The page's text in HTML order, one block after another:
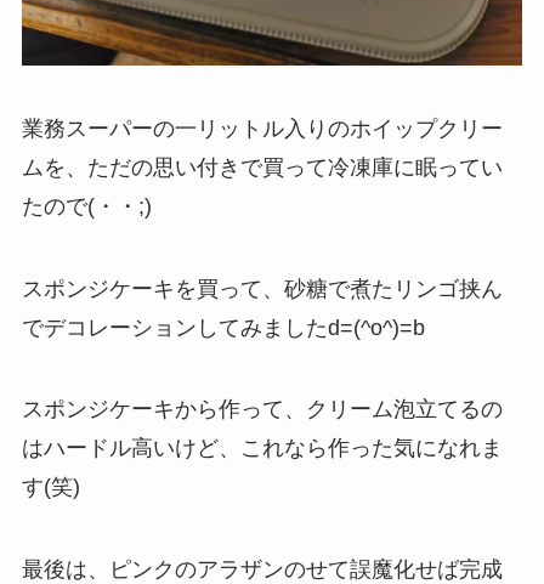
業務スーパーの一リットル入りのホイップクリー
ムを、ただの思い付きで買って冷凍庫に眠ってい
たので(・・;)
スポンジケーキを買って、砂糖で煮たリンゴ挟ん
でデコレーションしてみましたd=(^o^)=b
スポンジケーキから作って、クリーム泡立てるの
はハードル高いけど、これなら作った気になれま
す(笑)
最後は、ピンクのアラザンのせて誤魔化せば完成